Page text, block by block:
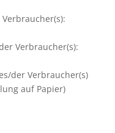
Verbraucher(s):
der Verbraucher(s)
auf Papier)